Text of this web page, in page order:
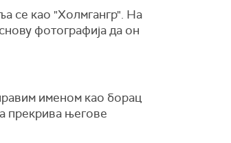
се као "Холмгангр". На
фотографија да он
именом као борац
прекрива његове